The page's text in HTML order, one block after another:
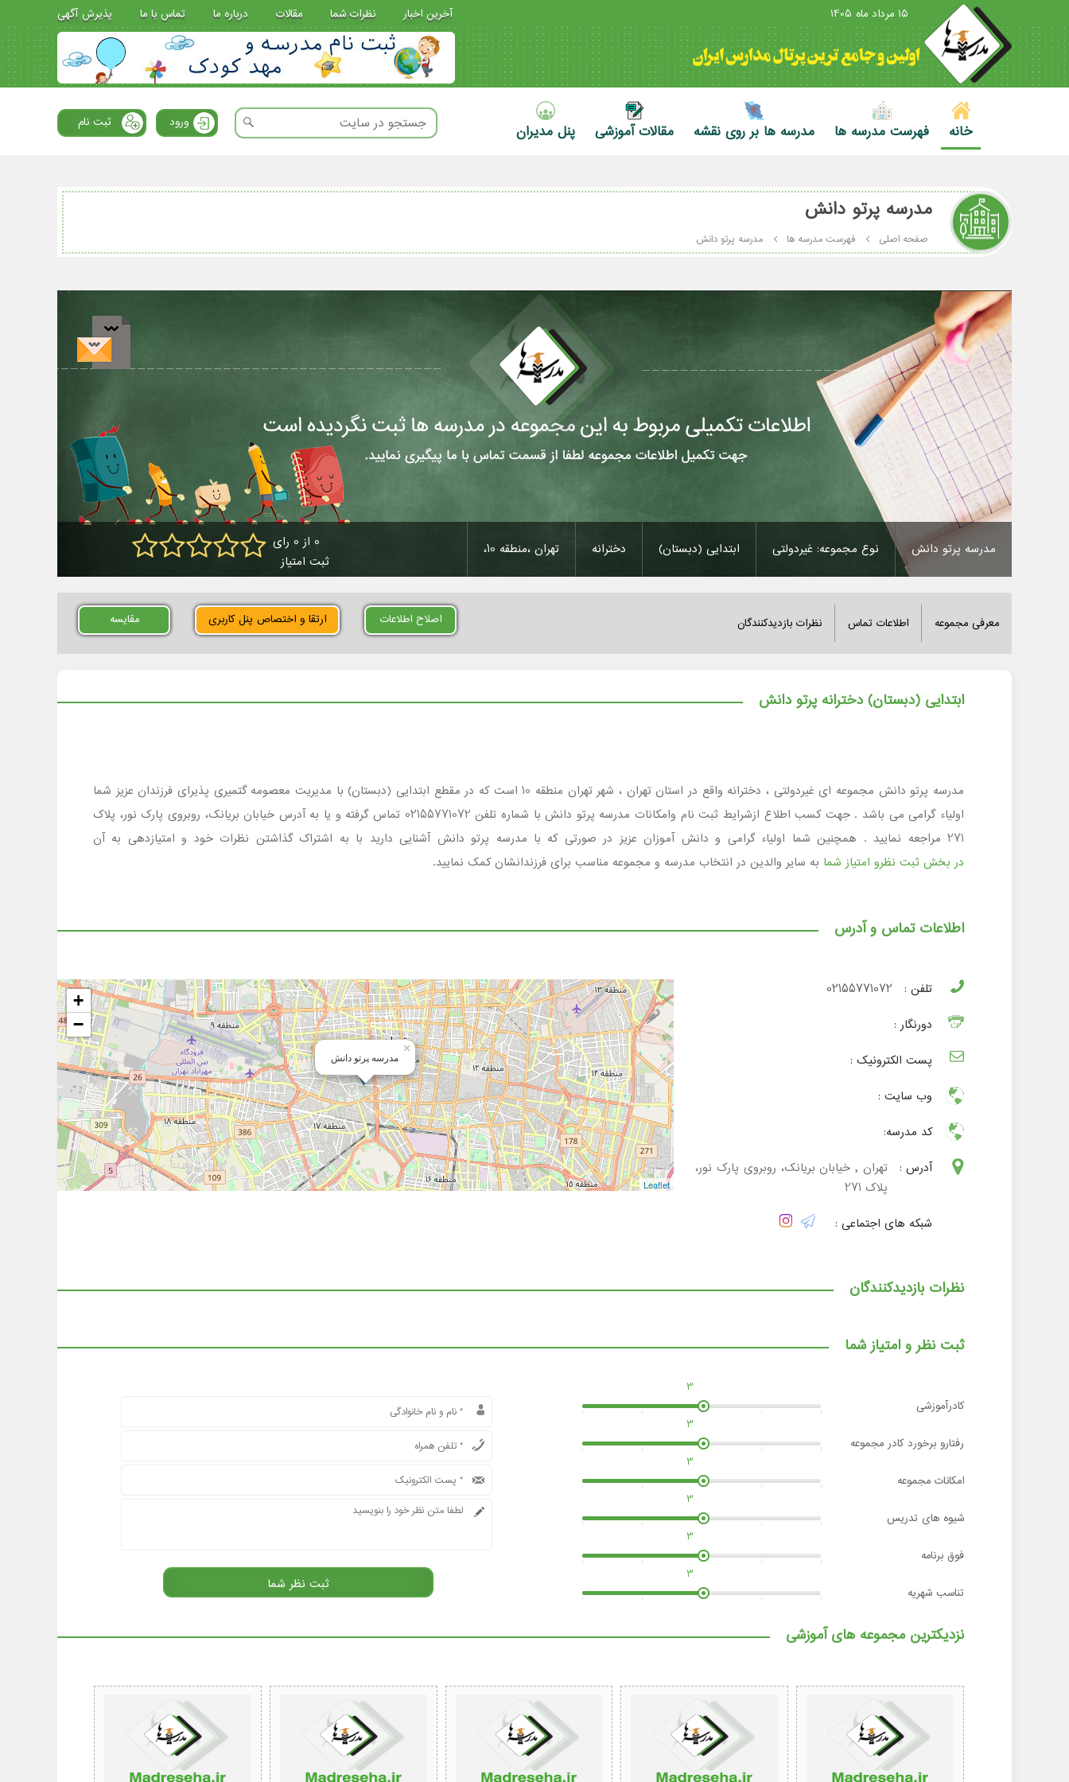
15 مرداد ماه 1405 آخرین اخبار نظرات شما مقالات درباره ما تماس با ما پذیرش آگهی
ورود ثبت نام خانه فهرست مدرسه ها مدرسه ها بر روی نقشه مقالات آموزشی پنل مدیران
مدرسه پرتو دانش
صفحه اصلی فهرست مدرسه ها مدرسه پرتو دانش
مدرسه پرتو دانش نوع مجموعه: غیردولتی ابتدایی (دبستان) دخترانه تهران ،منطقه 10،
0 از 0 رای
ثبت امتیاز
معرفی مجموعه اطلاعات تماس نظرات بازدیدکنندگان اصلاح اطلاعات ارتقا و اختصاص پنل کاربری مقایسه
ابتدایی (دبستان) دخترانه پرتو دانش
مدرسه پرتو دانش مجموعه ای غیردولتی ، دخترانه واقع در استان تهران ، شهر تهران منطقه 10 است که در مقطع ابتدایی (دبستان) با مدیریت معصومه گتمیری پذیرای فرزندان عزیز شما
اولیاء گرامی می باشد . جهت کسب اطلاع ازشرایط ثبت نام وامکانات مدرسه پرتو دانش با شماره تلفن 02155771072 تماس گرفته و یا به آدرس خیابان بریانک، روبروی پارک نور، پلاک
271 مراجعه نمایید . همچنین شما اولیاء گرامی و دانش آموزان عزیز در صورتی که با مدرسه پرتو دانش آشنایی دارید با به اشتراک گذاشتن نظرات خود و امتیازدهی به آن
در بخش ثبت نظرو امتیاز شما به سایر والدین در انتخاب مدرسه و مجموعه مناسب برای فرزندانشان کمک نمایید.
اطلاعات تماس و آدرس
تلفن :
02155771072
دورنگار :
پست الکترونیک :
وب سایت :
کد مدرسه:
آدرس :
تهران , خیابان بریانک، روبروی پارک نور،
پلاک 271
شبکه های اجتماعی :
مدرسه پرتو دانش
×
+
−
Leaflet
نظرات بازدیدکنندگان
ثبت نظر و امتیاز شما
کادرآموزشی
3
رفتارو برخورد کادر مجموعه
3
امکانات مجموعه
3
شیوه های تدریس
3
فوق برنامه
3
تناسب شهریه
3
نزدیکترین مجموعه های آموزشی